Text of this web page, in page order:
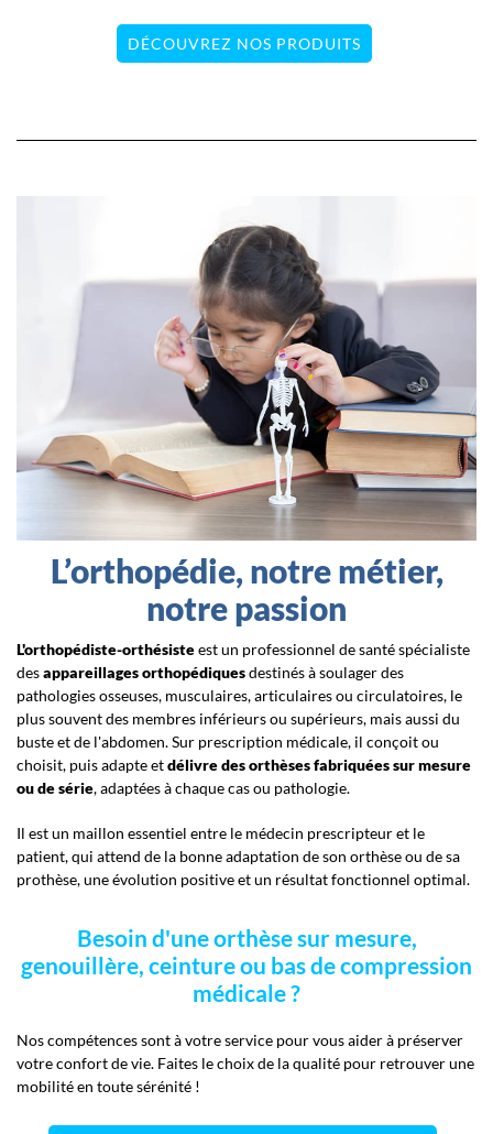
DÉCOUVREZ NOS PRODUITS
L’orthopédie, notre métier,
notre passion
L'orthopédiste-orthésisteest un professionnel de santé spécialiste
desappareillages orthopédiquesdestinés à soulager des
pathologies osseuses, musculaires, articulaires ou circulatoires, le
plus souvent des membres inférieurs ou supérieurs, mais aussi du
buste et de l'abdomen. Sur prescription médicale, il conçoit ou
choisit, puis adapte etdélivre des orthèses fabriquées sur mesure
ou de série, adaptées à chaque cas ou pathologie.
Il est un maillon essentiel entre le médecin prescripteur et le
patient, qui attend de la bonne adaptation de son orthèse ou de sa
prothèse, une évolution positive et un résultat fonctionnel optimal.
Besoin d'une orthèse sur mesure,
genouillère, ceinture ou bas de compression
médicale ?
Nos compétences sont à votre service pour vous aider à préserver
votre confort de vie. Faites le choix de la qualité pour retrouver une
mobilité en toute sérénité !